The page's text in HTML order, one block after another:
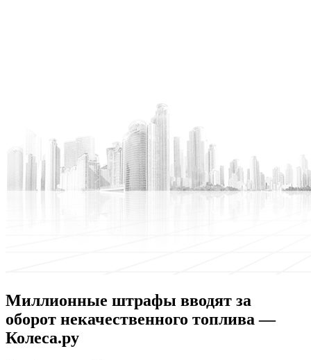
Миллионные штрафы вводят за
оборот некачественного топлива —
Колеса.ру